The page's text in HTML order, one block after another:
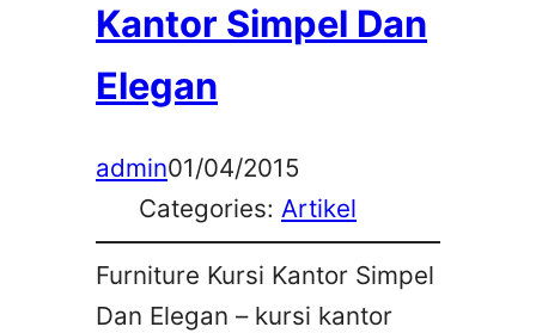
Kantor Simpel Dan
Elegan
admin01/04/2015
Categories: Artikel
Furniture Kursi Kantor Simpel
Dan Elegan – kursi kantor